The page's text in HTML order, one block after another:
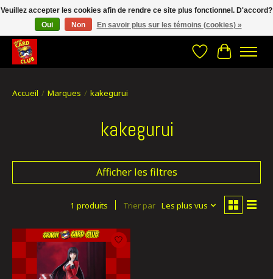
CRACH CARD CLUB , The best place to Geek out!
Liste dePanier
Accueil / Marques / kakegurui
kakegurui
Afficher les filtres
1 produits Trier par Les plus vus
Veuillez accepter les cookies afin de rendre ce site plus fonctionnel. D'accord?
Oui
Non En savoir plus sur les témoins (cookies) »